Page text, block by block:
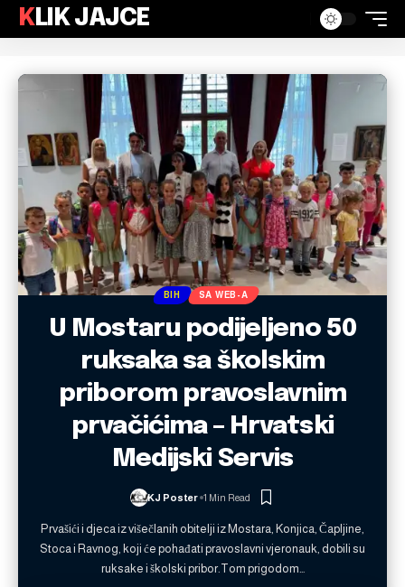
KLIK JAJCE
BIH SA WEB-A
U Mostaru podijeljeno 50
ruksaka sa školskim
priborom pravoslavnim
prvačićima – Hrvatski
Medijski Servis
KJ Poster 1 Min Read
Prvašići i djeca iz višečlanih obitelji iz Mostara, Konjica, Čapljine,
Stoca i Ravnog, koji će pohađati pravoslavni vjeronauk, dobili su
ruksake i školski pribor.Tom prigodom…